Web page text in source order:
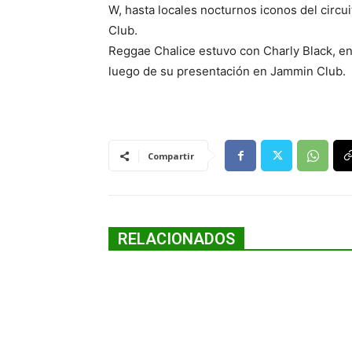
W, hasta locales nocturnos iconos del
Club.
Reggae Chalice estuvo con Charly Black,
luego de su presentación en Jammin Club.
Compartir
RELACIONADOS